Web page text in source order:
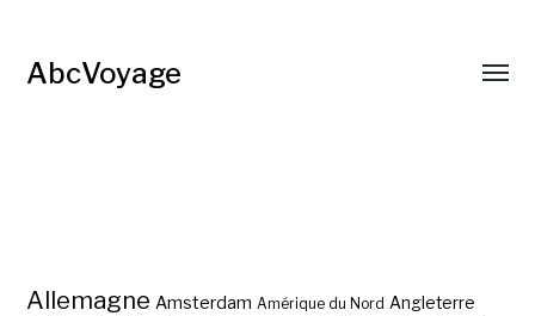
AbcVoyage
Allemagne Amsterdam Amérique du Nord Angleterre